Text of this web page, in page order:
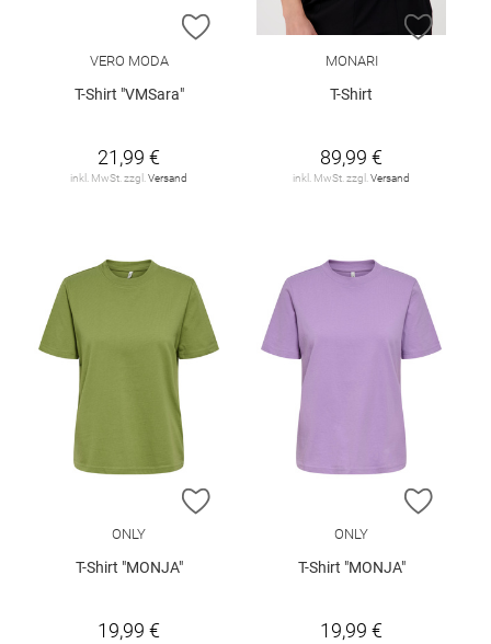
ZUR WUNSCHLISTE HINZUFÜGEN
VERO MODA
T-Shirt "VMSara"
21,99 €
inkl. MwSt. zzgl. Versand
ZUR
MONARI
T-Shirt
89,99 €
inkl. MwSt. zzgl. Versand
ZUR WUNSCHLISTE HINZUFÜGEN
ONLY
T-Shirt "MONJA"
19,99 €
ZUR
ONLY
T-Shirt "MONJA"
19,99 €